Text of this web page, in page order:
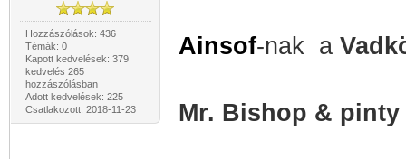
Hozzászólások: 436
Témák: 0
Kapott kedvelések: 379
kedvelés 265
hozzászólásban
Adott kedvelések: 225
Csatlakozott: 2018-11-23
Ainsof-nak a
Mr. Bishop & pinty